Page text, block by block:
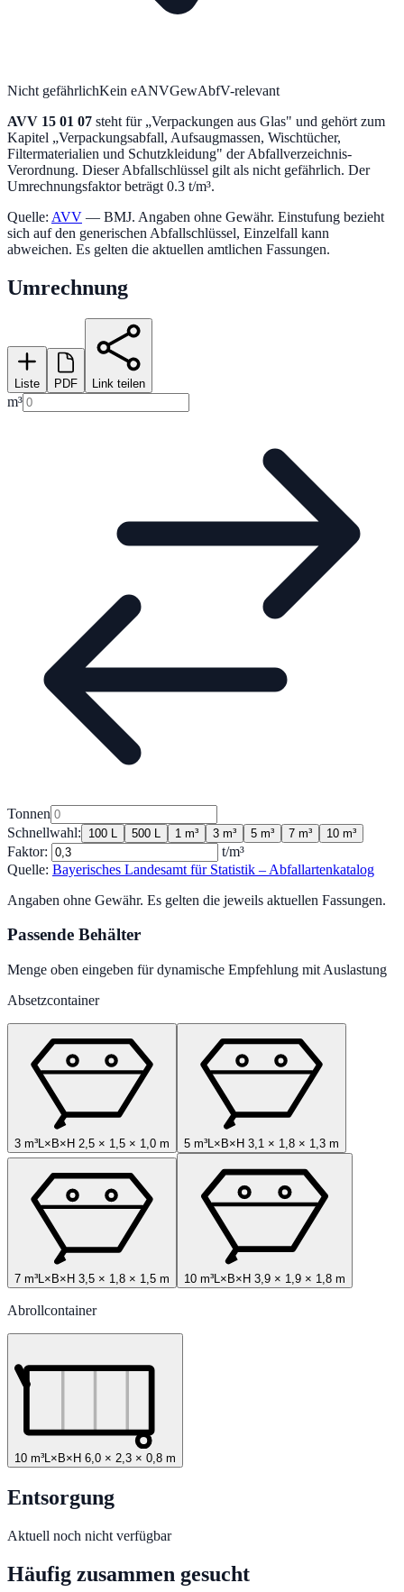
Nicht gefährlichKein eANVGewAbfV-relevant
AVV 15 01 07 steht für „Verpackungen aus Glas" und gehört zum
Kapitel „Verpackungsabfall, Aufsaugmassen, Wischtücher,
Filtermaterialien und Schutzkleidung" der Abfallverzeichnis-
Verordnung. Dieser Abfallschlüssel gilt als nicht gefährlich. Der
Umrechnungsfaktor beträgt 0.3 t/m³.
Quelle: AVV — BMJ. Angaben ohne Gewähr. Einstufung bezieht
sich auf den generischen Abfallschlüssel, Einzelfall kann
abweichen. Es gelten die aktuellen amtlichen Fassungen.
Umrechnung
Liste PDF Link teilen
m³
Tonnen
Schnellwahl:
100 L 500 L 1 m³ 3 m³ 5 m³ 7 m³ 10 m³
Faktor:
t/m³
Quelle: Bayerisches Landesamt für Statistik – Abfallartenkatalog
Angaben ohne Gewähr. Es gelten die jeweils aktuellen Fassungen.
Passende Behälter
Menge oben eingeben für dynamische Empfehlung mit Auslastung
Absetzcontainer
3 m³L×B×H 2,5 × 1,5 × 1,0 m 5 m³L×B×H 3,1 × 1,8 × 1,3 m
7 m³L×B×H 3,5 × 1,8 × 1,5 m 10 m³L×B×H 3,9 × 1,9 × 1,8 m
Abrollcontainer
10 m³L×B×H 6,0 × 2,3 × 0,8 m
Entsorgung
Aktuell noch nicht verfügbar
Häufig zusammen gesucht